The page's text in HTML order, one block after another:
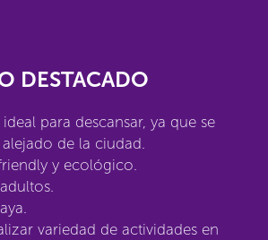
DESTACADO
para descansar, ya que se
de la ciudad.
y ecológico.
variedad de actividades en